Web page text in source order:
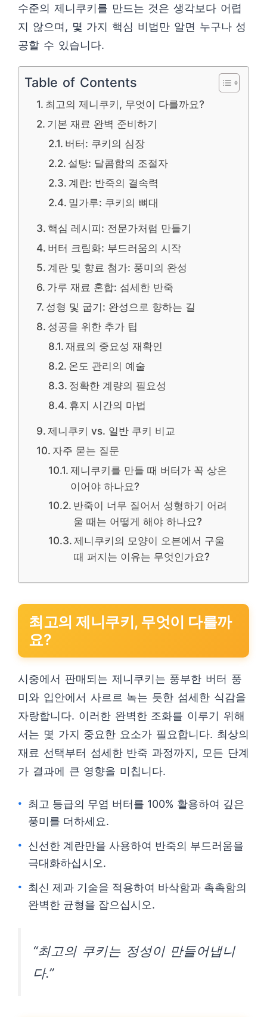
수준의 제니쿠키를 만드는 것은 생각보다 어렵
지 않으며, 몇 가지 핵심 비법만 알면 누구나 성
공할 수 있습니다.
Table of Contents
최고의 제니쿠키, 무엇이 다를까요?
기본 재료 완벽 준비하기
버터: 쿠키의 심장
설탕: 달콤함의 조절자
계란: 반죽의 결속력
밀가루: 쿠키의 뼈대
핵심 레시피: 전문가처럼 만들기
버터 크림화: 부드러움의 시작
계란 및 향료 첨가: 풍미의 완성
가루 재료 혼합: 섬세한 반죽
성형 및 굽기: 완성으로 향하는 길
성공을 위한 추가 팁
재료의 중요성 재확인
온도 관리의 예술
정확한 계량의 필요성
휴지 시간의 마법
제니쿠키 vs. 일반 쿠키 비교
자주 묻는 질문
제니쿠키를 만들 때 버터가 꼭 상온
이어야 하나요?
반죽이 너무 질어서 성형하기 어려
울 때는 어떻게 해야 하나요?
제니쿠키의 모양이 오븐에서 구울
때 퍼지는 이유는 무엇인가요?
최고의 제니쿠키, 무엇이 다를까
요?
시중에서 판매되는 제니쿠키는 풍부한 버터 풍
미와 입안에서 사르르 녹는 듯한 섬세한 식감을
자랑합니다. 이러한 완벽한 조화를 이루기 위해
서는 몇 가지 중요한 요소가 필요합니다. 최상의
재료 선택부터 섬세한 반죽 과정까지, 모든 단계
가 결과에 큰 영향을 미칩니다.
최고 등급의 무염 버터를 100% 활용하여 깊은
풍미를 더하세요.
신선한 계란만을 사용하여 반죽의 부드러움을
극대화하십시오.
최신 제과 기술을 적용하여 바삭함과 촉촉함의
완벽한 균형을 잡으십시오.
“최고의 쿠키는 정성이 만들어냅니
다.”